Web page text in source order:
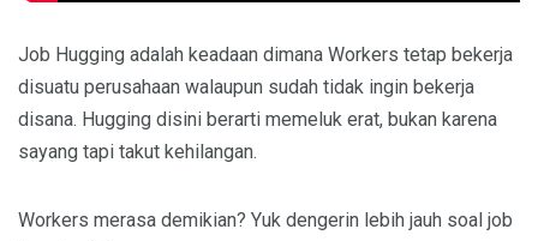
Job Hugging adalah keadaan dimana Workers tetap bekerja
disuatu perusahaan walaupun sudah tidak ingin bekerja
disana. Hugging disini berarti memeluk erat, bukan karena
sayang tapi takut kehilangan.
Workers merasa demikian? Yuk dengerin lebih jauh soal job